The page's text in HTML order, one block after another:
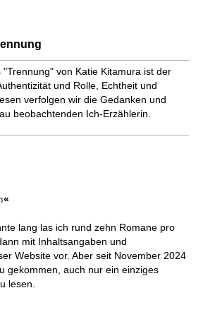
von Katie Kitamura ist der
und Rolle, Echtheit und
verfolgen wir die Gedanken und
beobachtenden Ich-Erzählerin.
«
lang las ich rund zehn Romane pro
mit Inhaltsangaben und
Website vor. Aber seit November 2024
gekommen, auch nur ein einziges
lesen.